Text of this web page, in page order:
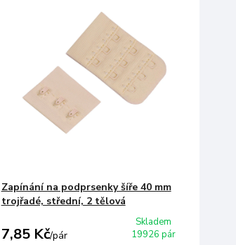
Zapínání na podprsenky šíře 40 mm
trojřadé, střední, 2 tělová
7,85 Kč/pár
Skladem
19926 pár